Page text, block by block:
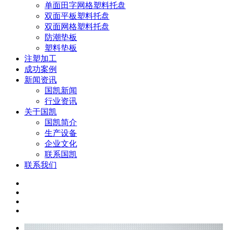
单面田字网格塑料托盘
双面平板塑料托盘
双面网格塑料托盘
防潮垫板
塑料垫板
注塑加工
成功案例
新闻资讯
国凯新闻
行业资讯
关于国凯
国凯简介
生产设备
企业文化
联系国凯
联系我们